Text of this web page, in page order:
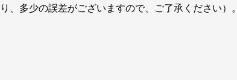
、多少の誤差がございますので、ご了承ください）。